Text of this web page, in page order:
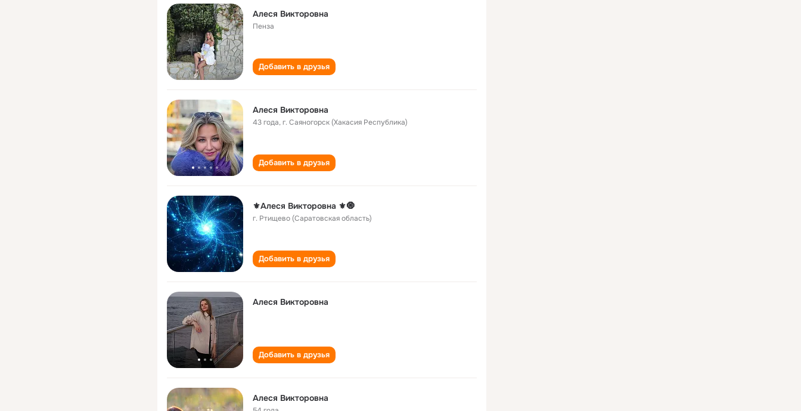
Алеся Викторовна
Пенза
Добавить в друзья
Алеся Викторовна
43 года,г. Саяногорск (Хакасия Республика)
Добавить в друзья
⚜Алеся Викторовна ⚜🧿
г. Ртищево (Саратовская область)
Добавить в друзья
Алеся Викторовна
Добавить в друзья
Алеся Викторовна